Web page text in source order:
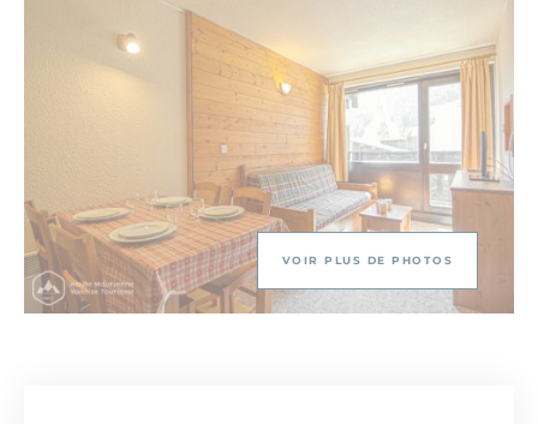
VOIR PLUS DE PHOTOS